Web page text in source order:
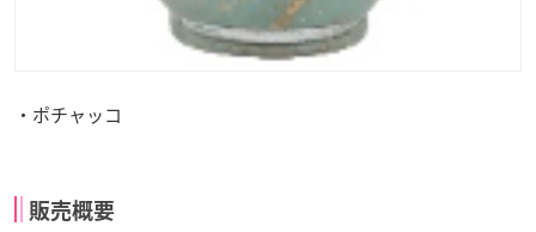
・ポチャッコ
販売概要